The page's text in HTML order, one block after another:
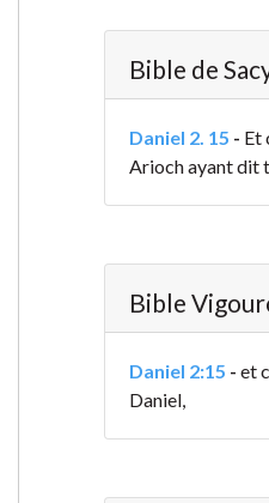
Bible de
Daniel 2. 15 - Et
Arioch ayant dit
Bible
Daniel 2:15 - et
Daniel,